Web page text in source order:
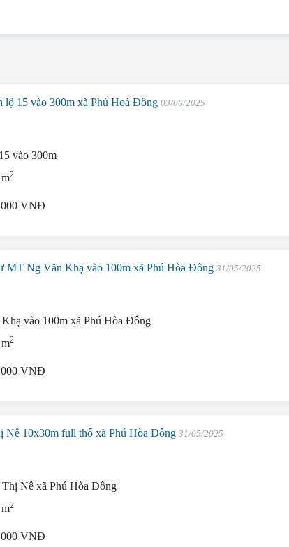
lộ 15 vào 300m xã Phú Hoà Đông03/06/2025
vào 300m
2
VNĐ
MT Ng Văn Khạ vào 100m xã Phú Hòa Đông31/05/2025
vào 100m xã Phú Hòa Đông
2
VNĐ
Nê 10x30m full thổ xã Phú Hòa Đông31/05/2025
Thị Nê xã Phú Hòa Đông
2
VNĐ